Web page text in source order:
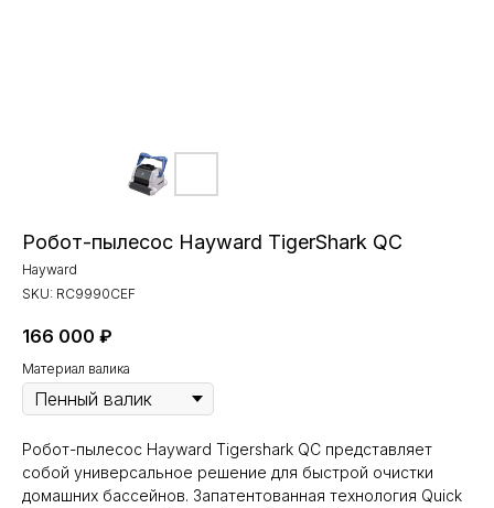
Робот-пылесос Hayward TigerShark QC
Hayward
SKU: RC9990CEF
166 000 ₽
Материал валика
Робот-пылесос Hayward Tigershark QC представляет
собой универсальное решение для быстрой очистки
домашних бассейнов. Запатентованная технология Quick